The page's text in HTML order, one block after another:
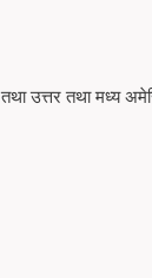
उत्तर तथा मध्य